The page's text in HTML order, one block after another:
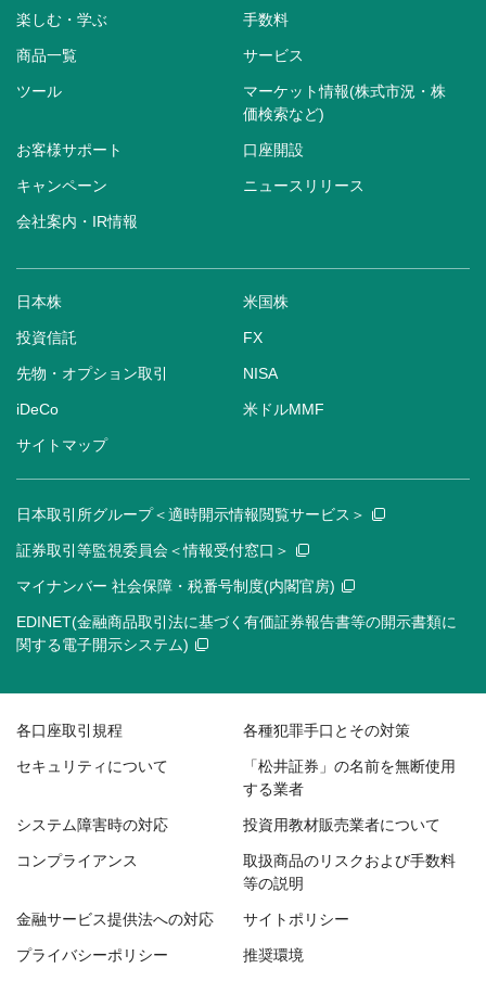
楽しむ・学ぶ 手数料
商品一覧 サービス
ツール
マーケット情報(株式市況・株
価検索など)
お客様サポート 口座開設
キャンペーン ニュースリリース
会社案内・IR情報
日本株 米国株
投資信託 FX
先物・オプション取引 NISA
iDeCo 米ドルMMF
サイトマップ
日本取引所グループ＜適時開示情報閲覧サービス＞
証券取引等監視委員会＜情報受付窓口＞
マイナンバー 社会保障・税番号制度(内閣官房)
EDINET(金融商品取引法に基づく有価証券報告書等の開示書類に
関する電子開示システム)
各口座取引規程 各種犯罪手口とその対策
セキュリティについて
「松井証券」の名前を無断使用
する業者
システム障害時の対応 投資用教材販売業者について
コンプライアンス
取扱商品のリスクおよび手数料
等の説明
金融サービス提供法への対応 サイトポリシー
プライバシーポリシー 推奨環境